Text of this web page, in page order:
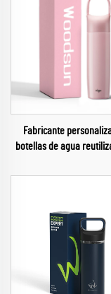
Fabricante
botellas de agua
niños